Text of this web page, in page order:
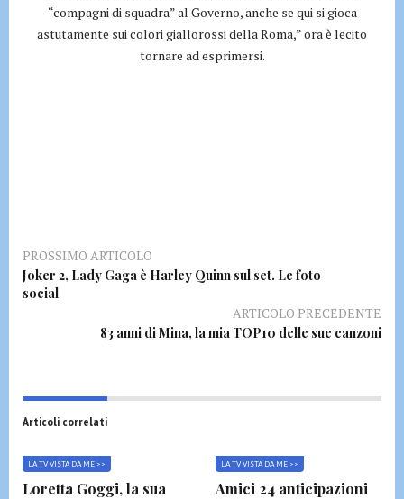
“compagni di squadra” al Governo, anche se qui si gioca
astutamente sui colori giallorossi della Roma,” ora è lecito
tornare ad esprimersi.
PROSSIMO ARTICOLO
Joker 2, Lady Gaga è Harley Quinn sul set. Le foto
social
ARTICOLO PRECEDENTE
83 anni di Mina, la mia TOP10 delle sue canzoni
Articoli correlati
LA TV VISTA DA ME >>
Loretta Goggi, la sua
LA TV VISTA DA ME >>
Amici 24 anticipazioni